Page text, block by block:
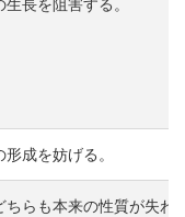
長を阻害する。
成を妨げる。
ちらも本来の性質が失わ